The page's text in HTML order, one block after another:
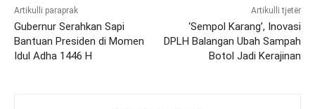
Artikulli paraprak
Gubernur Serahkan Sapi
Bantuan Presiden di Momen
Idul Adha 1446 H
Artikulli tjetër
‘Sempol Karang’, Inovasi
DPLH Balangan Ubah Sampah
Botol Jadi Kerajinan